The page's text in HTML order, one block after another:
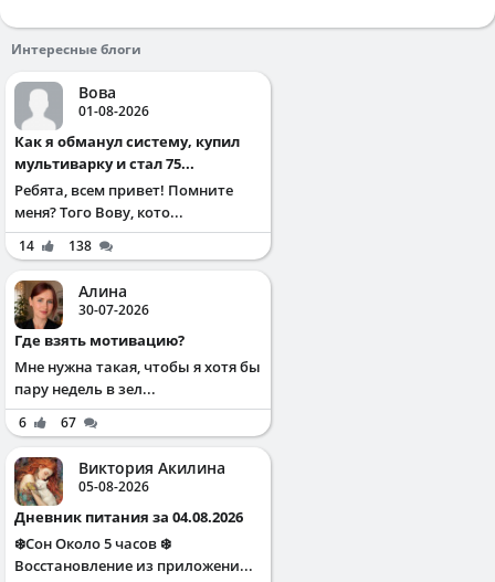
Интересные блоги
Вова
01-08-2026
Как я обманул систему, купил
мультиварку и стал 75...
Ребята, всем привет! Помните
меня? Того Вову, кото...
14 138
Алина
30-07-2026
Где взять мотивацию?
Мне нужна такая, чтобы я хотя бы
пару недель в зел...
6 67
Виктория Акилина
05-08-2026
Дневник питания за 04.08.2026
❄️Сон Около 5 часов ❄️
Восстановление из приложени...